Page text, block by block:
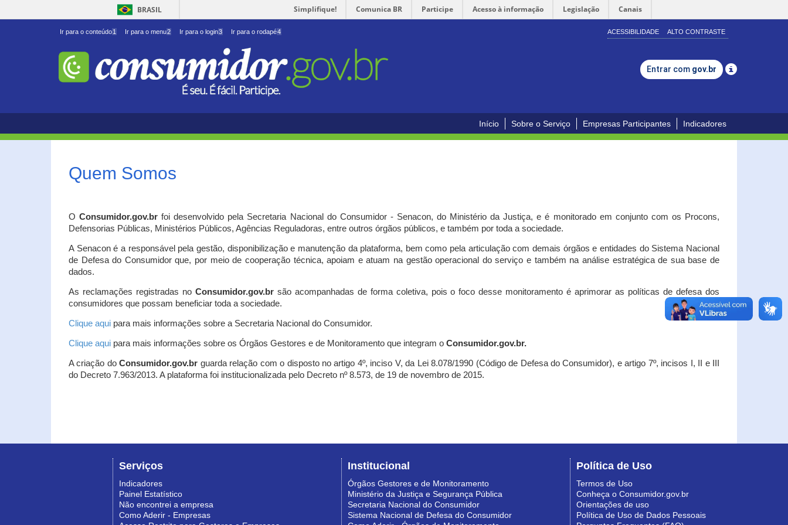
BRASIL Simplifique! Comunica BR Participe Acesso à informação Legislação Canais
Ir para o conteúdo1 Ir para o menu2 Ir para o login3 Ir para o rodapé4 ACESSIBILIDADE ALTO CONTRASTE
Entrar com gov.br
Início Sobre o Serviço Empresas Participantes Indicadores
Quem Somos
OConsumidor.gov.br foi desenvolvido pela Secretaria Nacional do Consumidor - Senacon, do Ministério da Justiça, e é monitorado em conjunto com os Procons,
Defensorias Públicas, Ministérios Públicos, Agências Reguladoras, entre outros órgãos públicos, e também por toda a sociedade.
A Senacon é a responsável pela gestão, disponibilização e manutenção da plataforma, bem como pela articulação com demais órgãos e entidades do Sistema Nacional
de Defesa do Consumidor que, por meio de cooperação técnica, apoiam e atuam na gestão operacional do serviço e também na análise estratégica de sua base de
dados.
As reclamações registradas no Consumidor.gov.brsão acompanhadas de forma coletiva, pois o foco desse monitoramento é aprimorar as políticas de defesa dos
consumidores que possam beneficiar toda a sociedade.
Clique aqui para mais informações sobre a Secretaria Nacional do Consumidor.
Clique aqui para mais informações sobre os Órgãos Gestores e de Monitoramento que integram o Consumidor.gov.br.
A criação doConsumidor.gov.br guarda relação com o disposto no artigo 4º, inciso V, da Lei 8.078/1990 (Código de Defesa do Consumidor), e artigo 7º, incisos I, II e III
do Decreto 7.963/2013. A plataforma foi institucionalizada pelo Decreto nº 8.573, de 19 de novembro de 2015.
Serviços
Indicadores
Painel Estatístico
Não encontrei a empresa
Como Aderir - Empresas
Institucional
Órgãos Gestores e de Monitoramento
Ministério da Justiça e Segurança Pública
Secretaria Nacional do Consumidor
Sistema Nacional de Defesa do Consumidor
Política de Uso
Termos de Uso
Conheça o Consumidor.gov.br
Orientações de uso
Política de Uso de Dados Pessoais